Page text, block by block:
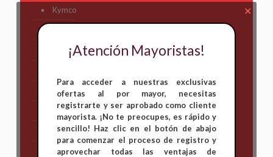
Kymco
Honda
KAWASAKI
KTM
Suzuki
✕
¡Atención Mayoristas!
Para acceder a nuestras exclusivas
ofertas al por mayor, necesitas
registrarte y ser aprobado como cliente
mayorista. ¡No te preocupes, es rápido y
sencillo! Haz clic en el botón de abajo
para comenzar el proceso de registro y
aprovechar todas las ventajas de